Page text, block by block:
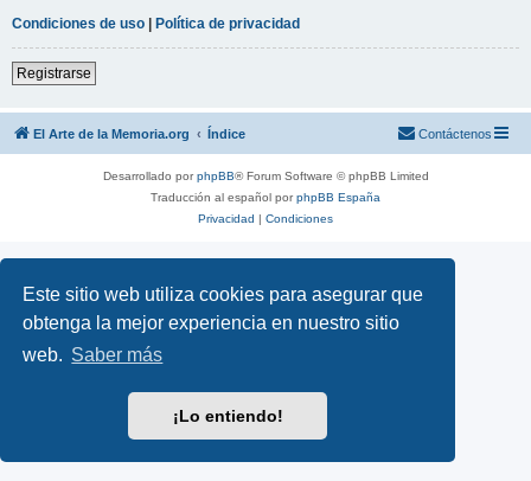
Este sitio web utiliza cookies para asegurar que
obtenga la mejor experiencia en nuestro sitio
web. Saber más
¡Lo entiendo!
Condiciones de uso | Política de privacidad
Registrarse
El Arte de la Memoria.org Índice Contáctenos
Desarrollado porphpBB® Forum Software © phpBB Limited
Traducción al español porphpBB España
Privacidad | Condiciones